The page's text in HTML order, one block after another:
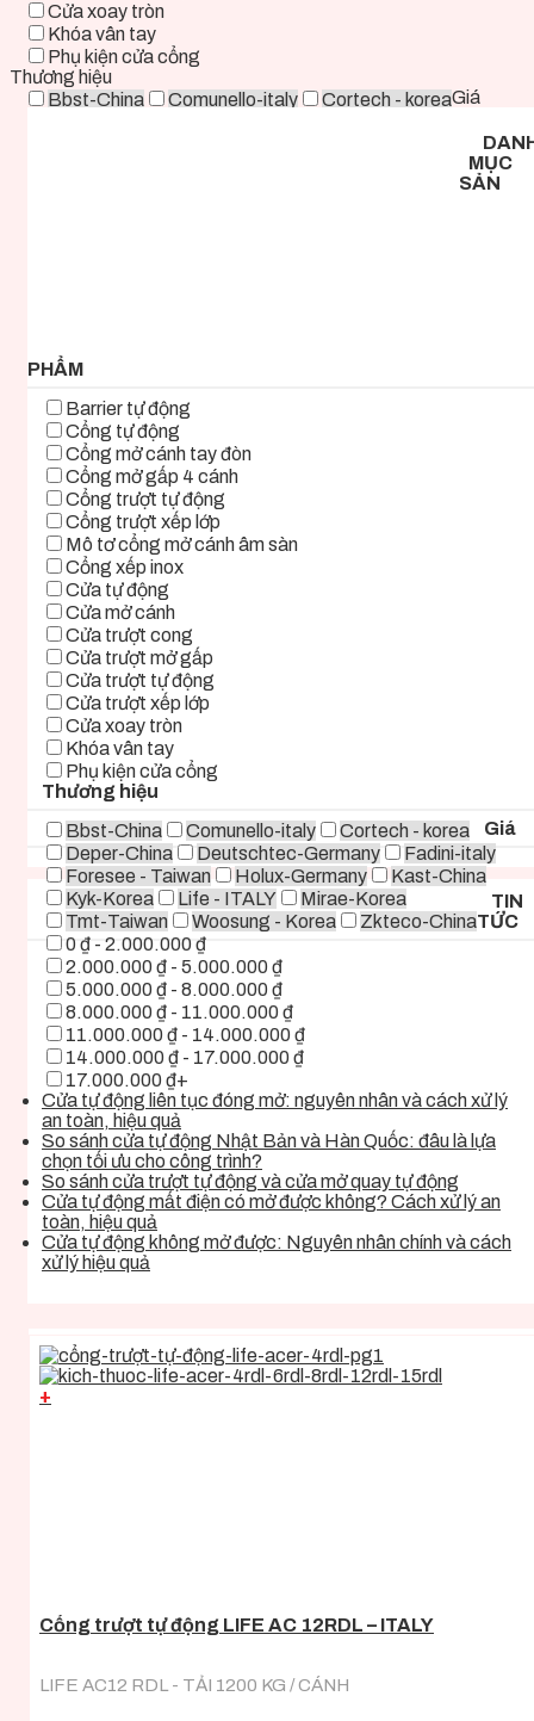
Cửa xoay tròn
Khóa vân tay
Phụ kiện cửa cổng
Thương hiệu
Bbst-China
Comunello-italy
Cortech - koreaGiá
MỤC
SẢN
PHẨM
Barrier tự động
Cổng tự động
Cổng mở cánh tay đòn
Cổng mở gấp 4 cánh
Cổng trượt tự động
Cổng trượt xếp lớp
Mô tơ cổng mở cánh âm sàn
Cổng xếp inox
Cửa tự động
Cửa mở cánh
Cửa trượt cong
Cửa trượt mở gấp
Cửa trượt tự động
Cửa trượt xếp lớp
Cửa xoay tròn
Khóa vân tay
Phụ kiện cửa cổng
Thương hiệu
Bbst-China
Comunello-italy
Cortech - korea
Deper-China
Deutschtec-Germany
Fadini-italy
Foresee - Taiwan
Holux-Germany
Kast-China
Kyk-Korea
Life - ITALY
Mirae-Korea
Tmt-Taiwan
Woosung - Korea Zkteco-China
Giá
0 ₫ - 2.000.000 ₫
2.000.000 ₫ - 5.000.000 ₫
5.000.000 ₫ - 8.000.000 ₫
8.000.000 ₫ - 11.000.000 ₫
11.000.000 ₫ - 14.000.000 ₫
14.000.000 ₫ - 17.000.000 ₫
17.000.000 ₫+
TIN
TỨC
Cửa tự động liên tục đóng mở: nguyên nhân và cách xử lý
an toàn, hiệu quả
So sánh cửa tự động Nhật Bản và Hàn Quốc: đâu là lựa
chọn tối ưu cho công trình?
So sánh cửa trượt tự động và cửa mở quay tự động
Cửa tự động mất điện có mở được không? Cách xử lý an
toàn, hiệu quả
Cửa tự động không mở được: Nguyên nhân chính và cách
xử lý hiệu quả
+
Cổng trượt tự động LIFE AC 12RDL – ITALY
LIFE AC12 RDL - TẢI 1200 KG / CÁNH